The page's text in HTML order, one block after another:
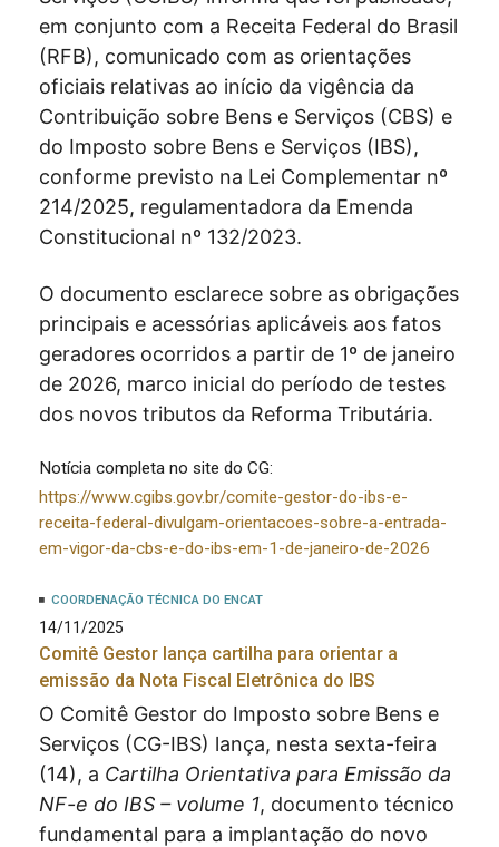
em conjunto com a Receita Federal do Brasil
(RFB), comunicado com as orientações
oficiais relativas ao início da vigência da
Contribuição sobre Bens e Serviços (CBS) e
do Imposto sobre Bens e Serviços (IBS),
conforme previsto na Lei Complementar nº
214/2025, regulamentadora da Emenda
Constitucional nº 132/2023.
O documento esclarece sobre as obrigações
principais e acessórias aplicáveis aos fatos
geradores ocorridos a partir de 1º de janeiro
de 2026, marco inicial do período de testes
dos novos tributos da Reforma Tributária.
Notícia completa no site do CG:
https://www.cgibs.gov.br/comite-gestor-do-ibs-e-
receita-federal-divulgam-orientacoes-sobre-a-entrada-
em-vigor-da-cbs-e-do-ibs-em-1-de-janeiro-de-2026
COORDENAÇÃO TÉCNICA DO ENCAT
14/11/2025
Comitê Gestor lança cartilha para orientar a
emissão da Nota Fiscal Eletrônica do IBS
O Comitê Gestor do Imposto sobre Bens e
Serviços (CG-IBS) lança, nesta sexta-feira
(14), a Cartilha Orientativa para Emissão da
NF-e do IBS – volume 1, documento técnico
fundamental para a implantação do novo